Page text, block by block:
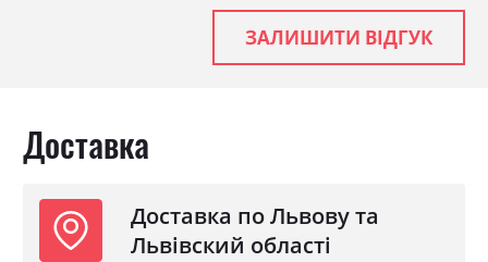
класика, ретро
ламінована ДСП з МДФ
ЗАЛИШИТИ ВІДГУК
Доставка
Доставка по Львову та
Львівский області